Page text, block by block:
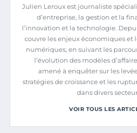
Julien Leroux est journaliste
d’entreprise, la gestion et la
l’innovation et la technologie.
couvre les enjeux économiques et
numériques, en suivant les
l’évolution des modèles
amené à enquêter sur les
stratégies de croissance et les
dans divers
VOIR TOUS LES